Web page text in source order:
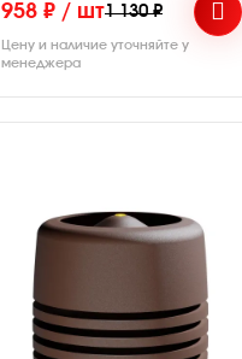
958 ₽ / шт1 130 ₽
Цену и наличие уточняйте у
менеджера